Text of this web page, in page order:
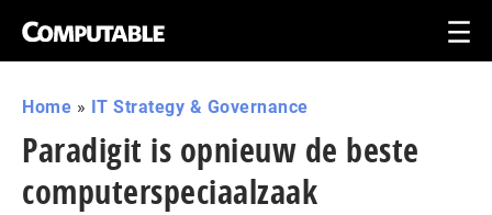
Home » IT Strategy & Governance
Paradigit is opnieuw de beste
computerspeciaalzaak